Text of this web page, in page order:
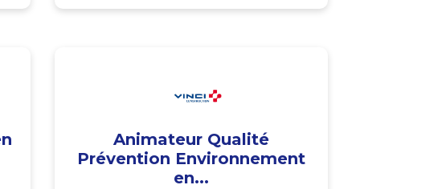
Animateur Qualité
Prévention Environnement
en...